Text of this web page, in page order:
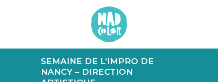
SEMAINE DE L’IMPRO DE
NANCY – DIRECTION